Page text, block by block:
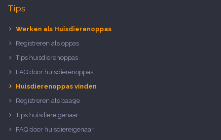
Tips
Werken als Huisdierenoppas
Registreren als oppas
Tips huisdierenoppas
FAQ door huisdierenoppas
Huisdierenoppas vinden
Registreren als baasje
Tips huisdiereigenaar
FAQ door huisdiereigenaar